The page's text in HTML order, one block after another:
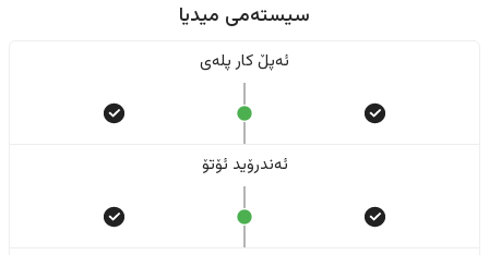
سیستەمی میدیا
ئەپڵ کار پلەی
ئەندرۆید ئۆتۆ